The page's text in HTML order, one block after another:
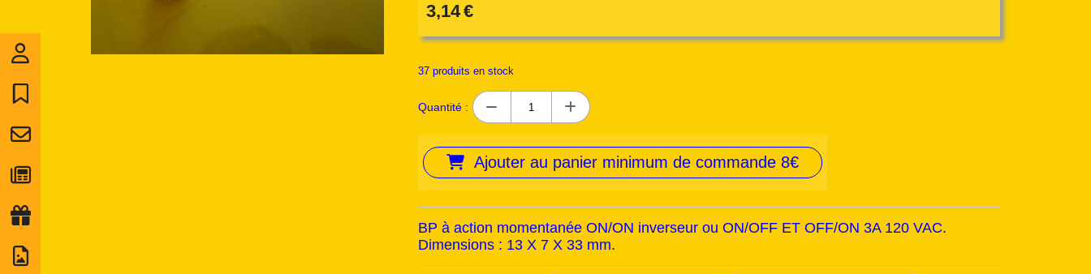
3,14€
37 produits en stock
Quantité :
Ajouter au panier minimum de commande 8€
BP à action momentanée ON/ON inverseur ou ON/OFF ET OFF/ON 3A 120 VAC.
Dimensions : 13 X 7 X 33 mm.